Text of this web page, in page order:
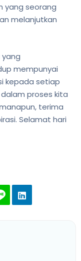
yang seorang
melanjutkan
mempunyai
kepada setiap
proses kita
terima
Selamat hari